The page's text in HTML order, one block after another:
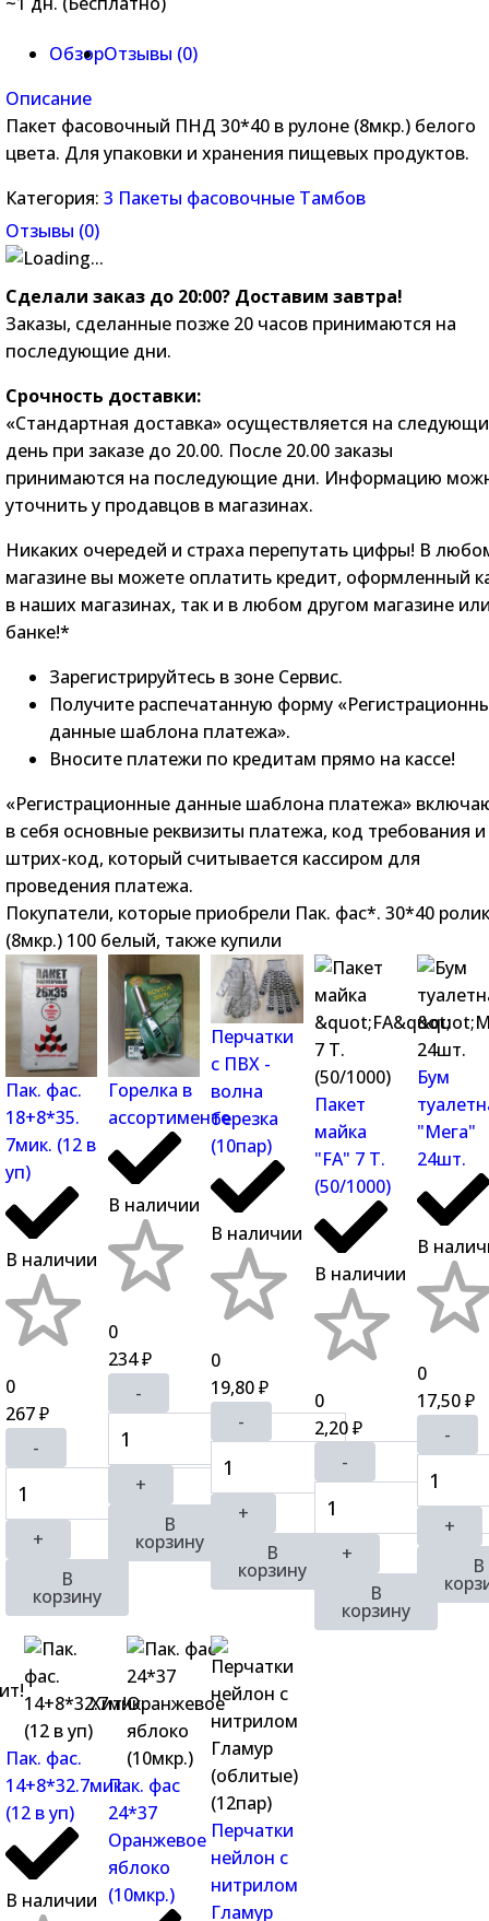
ОбзорОтзывы (0)
Описание
Пакет фасовочный ПНД 30*40 в рулоне (8мкр.) белого
цвета. Для упаковки и хранения пищевых продуктов.
Категория: 3 Пакеты фасовочные Тамбов
Отзывы (0)
Сделали заказ до 20:00? Доставим завтра!
Заказы, сделанные позже 20 часов принимаются на
последующие дни.
Срочность доставки:
«Стандартная доставка» осуществляется на
день при заказе до 20.00. После 20.00 заказы
принимаются на последующие дни. Информацию
уточнить у продавцов в магазинах.
Никаких очередей и страха перепутать цифры! В
магазине вы можете оплатить кредит, оформленный
в наших магазинах, так и в любом другом магазине
банке!*
Зарегистрируйтесь в зоне Сервис.
Получите распечатанную форму
данные шаблона платежа».
Вносите платежи по кредитам прямо на кассе!
«Регистрационные данные шаблона платежа»
в себя основные реквизиты платежа, код требования и
штрих-код, который считывается кассиром для
проведения платежа.
Покупатели, которые приобрели Пак. фас*. 30*40 ролик
(8мкр.) 100 белый, также купили
Пак. фас.
18+8*35.
7мик. (12 в
уп)
В наличии
0
267 ₽
-
+
В
корзину
Горелка в
ассортименте
В наличии
0
234₽
-
+
В
корзину
Перчатки
с ПВХ -
волна
березка
(10пар)
В наличии
0
19,80₽
-
+
В
корзину
Пакет
майка
"FA" 7 Т.
(50/1000)
В наличии
0
2,20 ₽
-
+
В
корзину
Бум
"Мега"
24шт.
В
0
17,50 ₽
-
+
В
Пак. фас.
14+8*32.7мик.
(12 в уп)
В наличии
Хит!
Пак. фас
24*37
Оранжевое
яблоко
(10мкр.)
Перчатки
нейлон с
нитрилом
Гламур